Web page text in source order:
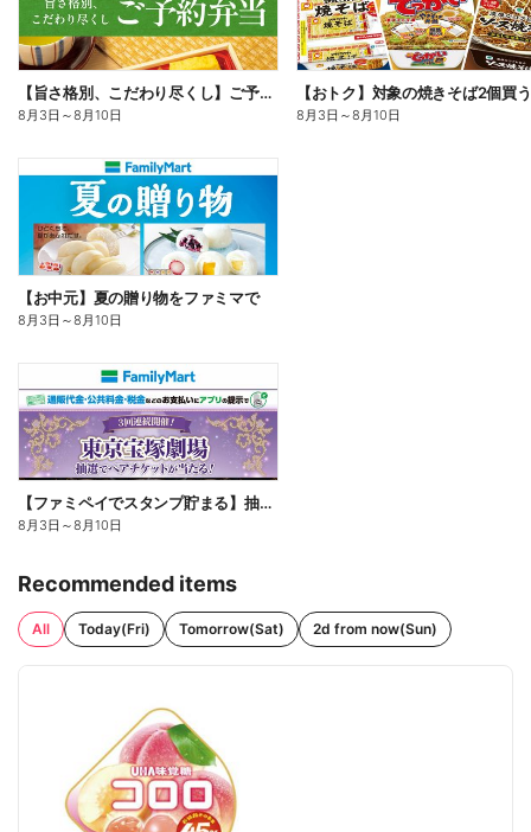
【旨さ格別、こだわり尽くし】ご予約弁当
8月3日 ～8月10日 8月3日 ～8月10日
【お中元】夏の贈り物をファミマで
8月3日 ～8月10日
【ファミペイでスタンプ貯まる】抽選でペアチケットが当たる!
8月3日 ～8月10日
Recommended items
All Today(Fri) Tomorrow(Sat) 2d from now(Sun)